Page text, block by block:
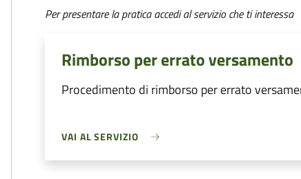
Per presentare la pratica accedi al servizio che ti interessa
Rimborso per errato versamento
Procedimento di rimborso per errato
VAI AL SERVIZIO